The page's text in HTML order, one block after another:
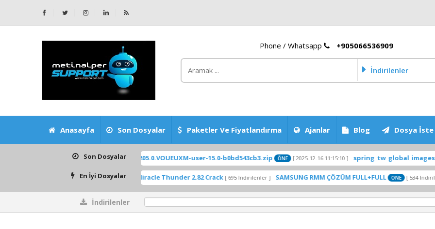
Phone / Whatsapp +905066536909
İndirilenler
Anasayfa Son Dosyalar Paketler Ve Fiyatlandırma Ajanlar Blog Dosya İste
Son Dosyalar
spring_eea_global-ota_full-OS2.0.205.0.VOUEUXM-user-15.0-b0bd543cb3.zip ÖNE [ 2025-12-16 11:15:10 ]
En İyi Dosyalar
METİNALPER-Miracle Thunder 2.82 Crack [ 695 İndirilenler ] SAMSUNG RMM ÇÖZÜM FULL+FULL ÖNE [ 534 İndirilenler ]
İndirilenler